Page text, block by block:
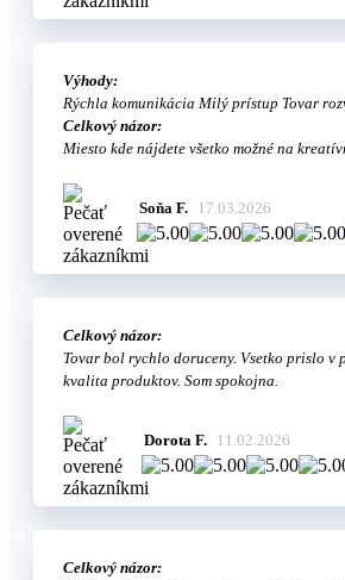
Výhody:
Rýchla komunikácia Milý prístup Tovar
Celkový názor:
Miesto kde nájdete všetko možné na
Soňa F. 17.03.2026
Celkový názor:
Tovar bol rychlo doruceny. Vsetko prislo v
kvalita produktov. Som spokojna.
Dorota F. 11.02.2026
Celkový názor: